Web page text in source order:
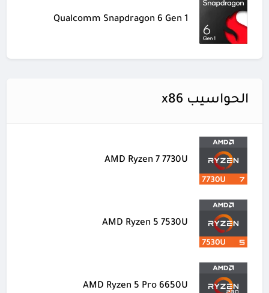
Qualcomm Snapdragon 6 Gen 1
الحواسيب x86
AMD Ryzen 7 7730U
AMD Ryzen 5 7530U
AMD Ryzen 5 Pro 6650U